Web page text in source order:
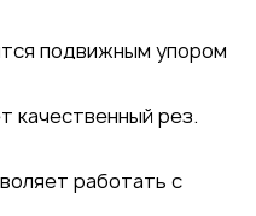
подвижным упором
качественный рез.
работать с